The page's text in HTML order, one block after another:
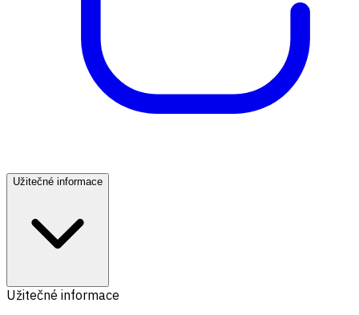
Užitečné informace
Užitečné informace